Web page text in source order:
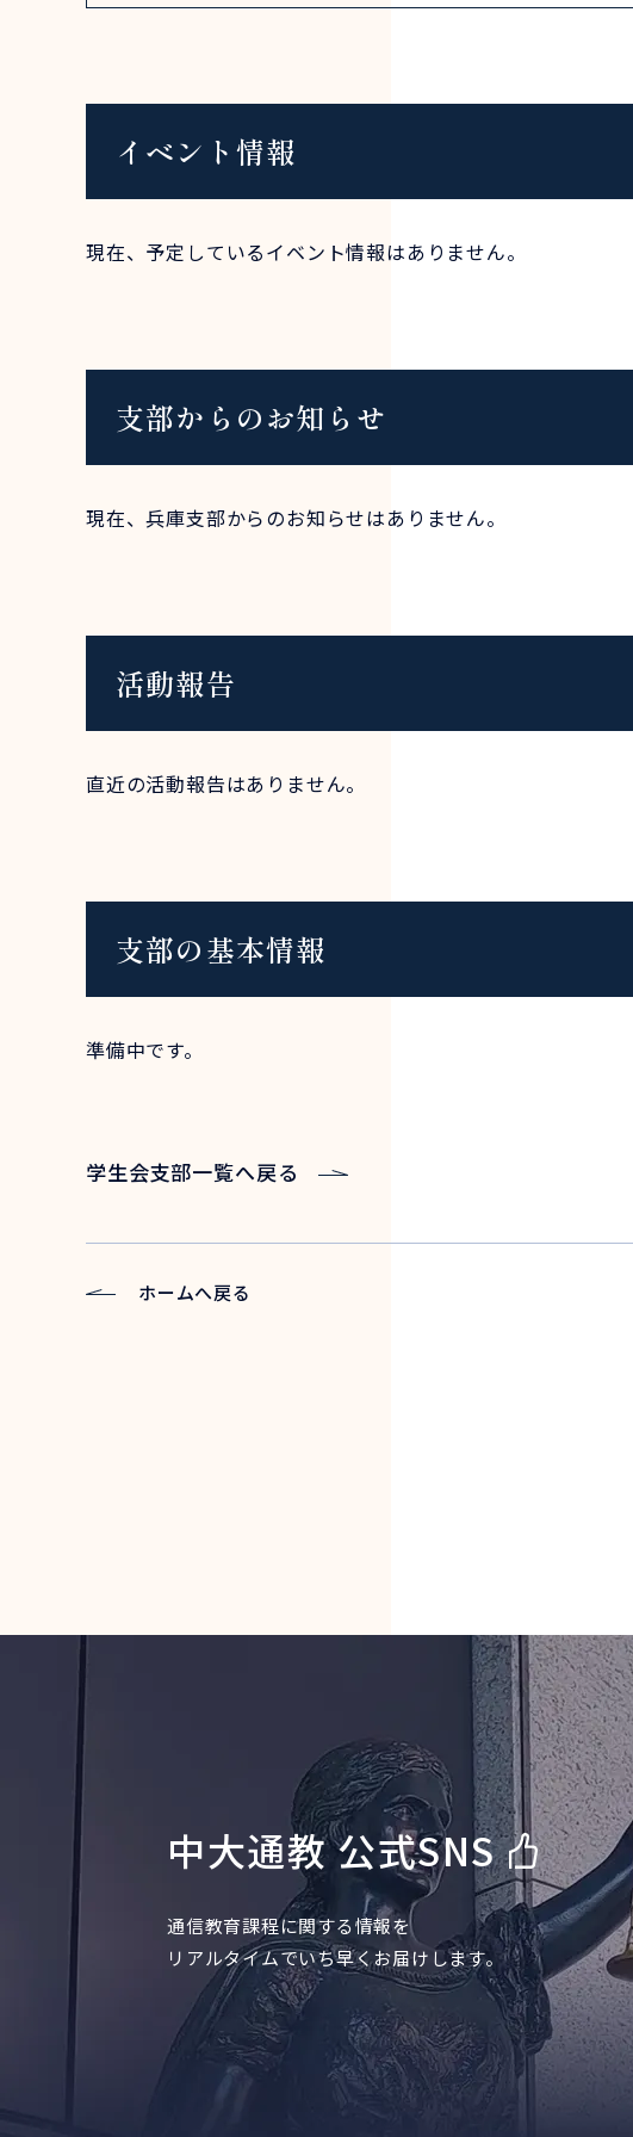
イベント情報
現在、予定しているイベント情報はありません。
支部からのお知らせ
現在、兵庫支部からのお知らせはありません。
活動報告
直近の活動報告はありません。
支部の基本情報
準備中です。
学生会支部一覧へ戻る
ホームへ戻る
中大通教 公式SNS
通信教育課程に関する情報を
リアルタイムでいち早くお届けします。